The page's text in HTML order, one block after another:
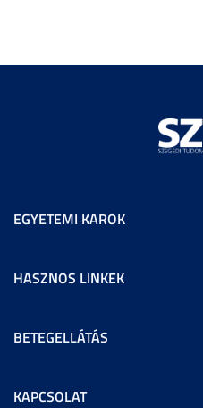
EGYETEMI KAROK
HASZNOS LINKEK
BETEGELLÁTÁS
KAPCSOLAT